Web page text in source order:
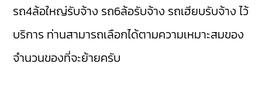
รถ4ล้อใหญ่รับจ้าง รถ6ล้อรับจ้าง รถเฮียบรับจ้างไว้
บริการ ท่านสามารถเลือกได้ตามความเหมาะสมของ
จำนวนของที่จะย้ายครับ